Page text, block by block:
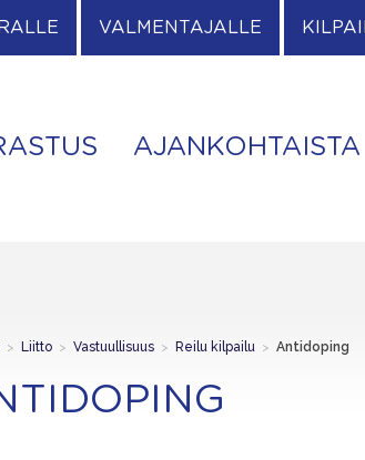
VALMENTAJALLE
AJANKOHTAISTA
> Liitto > Vastuullisuus > Reilu kilpailu > Antidoping